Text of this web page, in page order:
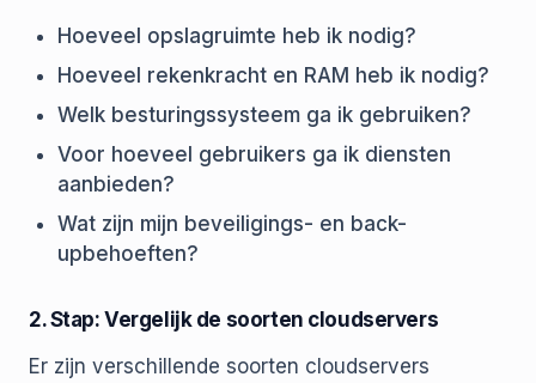
Hoeveel opslagruimte heb ik nodig?
Hoeveel rekenkracht en RAM heb ik nodig?
Welk besturingssysteem ga ik gebruiken?
Voor hoeveel gebruikers ga ik diensten
aanbieden?
Wat zijn mijn beveiligings- en back-
upbehoeften?
2. Stap: Vergelijk de soorten cloudservers
Er zijn verschillende soorten cloudservers